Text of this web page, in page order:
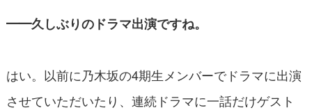
━━久しぶりのドラマ出演ですね。
はい。以前に乃木坂の4期生メンバーでドラマに出演
させていただいたり、連続ドラマに一話だけゲスト